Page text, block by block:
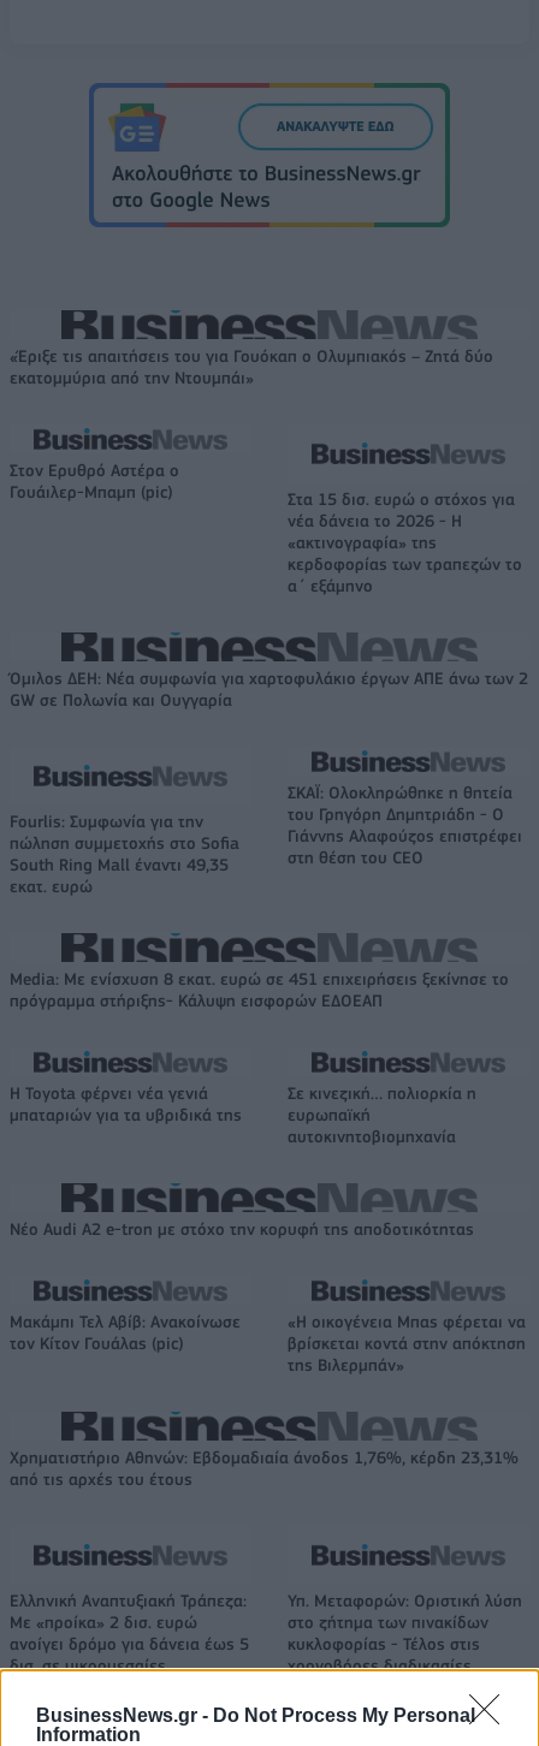
BusinessNews.gr - Do Not Process My Personal
Information
«Έριξε τις απαιτήσεις του για Γουόκαπ ο Ολυμπιακός – Ζητά δύο
εκατομμύρια από την Ντουμπάι»
Στον Ερυθρό Αστέρα ο
Γουάιλερ-Μπαμπ (pic)
Στα 15 δισ. ευρώ ο στόχος για
νέα δάνεια το 2026 - Η
«ακτινογραφία» της
κερδοφορίας των τραπεζών το
α΄ εξάμηνο
Όμιλος ΔΕΗ: Νέα συμφωνία για χαρτοφυλάκιο έργων ΑΠΕ άνω των 2
GW σε Πολωνία και Ουγγαρία
Fourlis: Συμφωνία για την
πώληση συμμετοχής στο Sofia
South Ring Mall έναντι 49,35
εκατ. ευρώ
ΣΚΑΪ: Ολοκληρώθηκε η θητεία
του Γρηγόρη Δημητριάδη - Ο
Γιάννης Αλαφούζος επιστρέφει
στη θέση του CEO
Media: Με ενίσχυση 8 εκατ. ευρώ σε 451 επιχειρήσεις ξεκίνησε το
πρόγραμμα στήριξης- Κάλυψη εισφορών ΕΔΟΕΑΠ
Η Toyota φέρνει νέα γενιά
μπαταριών για τα υβριδικά της
Σε κινεζική… πολιορκία η
ευρωπαϊκή
αυτοκινητοβιομηχανία
Νέο Audi A2 e-tron με στόχο την κορυφή της αποδοτικότητας
Μακάμπι Τελ Αβίβ: Ανακοίνωσε
τον Κίτον Γουάλας (pic)
«Η οικογένεια Μπας φέρεται να
βρίσκεται κοντά στην απόκτηση
της Βιλερμπάν»
Χρηματιστήριο Αθηνών: Εβδομαδιαία άνοδος 1,76%, κέρδη 23,31%
από τις αρχές του έτους
Ελληνική Αναπτυξιακή Τράπεζα:
Με «προίκα» 2 δισ. ευρώ
ανοίγει δρόμο για δάνεια έως 5
δισ. σε μικρομεσαίες
Υπ. Μεταφορών: Οριστική λύση
στο ζήτημα των πινακίδων
κυκλοφορίας - Τέλος στις
χρονοβόρες διαδικασίες